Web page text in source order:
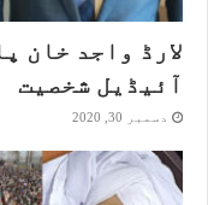
لارڈ واجد خان
آئیڈیل شخصیت
دسمبر 30, 2020